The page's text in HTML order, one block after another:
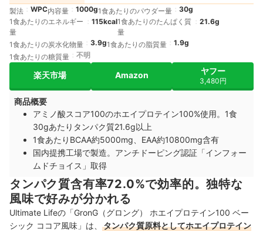
製法 WPC内容量 1000g1食あたりのパウダー量
30g
1食あたりのエネルギー
量
115kcal1食あたりのたんぱく質
量
21.6g
1食あたりの炭水化物量 3.9g1食あたりの脂質量
1.9g
1食あたりの糖質量
不明
楽天市場 Amazon ヤフー
3,480円
商品概要
アミノ酸スコア100のホエイプロテイン100%使用。1食
30gあたりタンパク質21.6g以上
1食あたりBCAA約5000mg、EAA約10800mg含有
国内提携工場で製造。アンチドーピング認証「インフォー
ムドチョイス」取得
タンパク質含有率72.0%で効率的。独特な
風味で好みが分かれる
Ultimate Lifeの「GronG（グロング） ホエイプロテイン100 ベー
シック ココア風味」は、
タンパク質原料としてホエイプロテイン